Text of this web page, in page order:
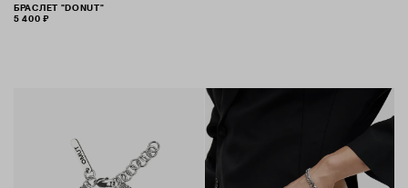
БРАСЛЕТ "DONUT"
5 400 ₽